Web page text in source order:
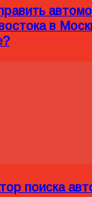
в
поиска